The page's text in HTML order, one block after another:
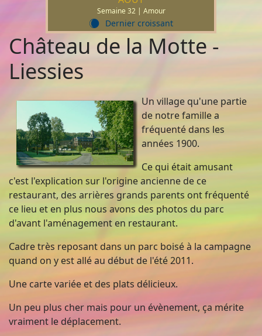
Semaine 32 | Amour
X Dernier croissant
Château de la Motte -
Liessies
Un village qu'une partie
de notre famille a
fréquenté dans les
années 1900.
Ce qui était amusant
c'est l'explication sur l'origine ancienne de ce
restaurant, des arrières grands parents ont fréquenté
ce lieu et en plus nous avons des photos du parc
d'avant l'aménagement en restaurant.
Cadre très reposant dans un parc boisé à la campagne
quand on y est allé au début de l'été 2011.
Une carte variée et des plats délicieux.
Un peu plus cher mais pour un évènement, ça mérite
vraiment le déplacement.